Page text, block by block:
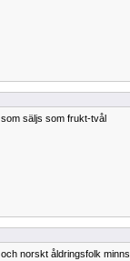
som säljs som frukt-tvål
och norskt åldringsfolk minns